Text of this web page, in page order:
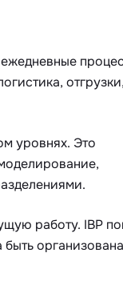
уровнях. Это
работу. IBP
быть